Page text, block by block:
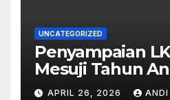
UNCATEGORIZED
Penyampaian
Mesuji Tahun
Digelar dalam
APRIL 26, 2026 ANDI